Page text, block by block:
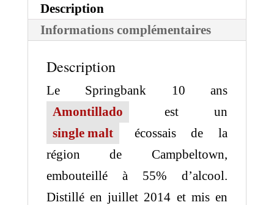
Description
Informations complémentaires
Description
Le Springbank 10 ans
Amontillado
est un
single malt
écossais de la
région de Campbeltown,
embouteillé à 55% d’alcool.
Distillé en juillet 2014 et mis en